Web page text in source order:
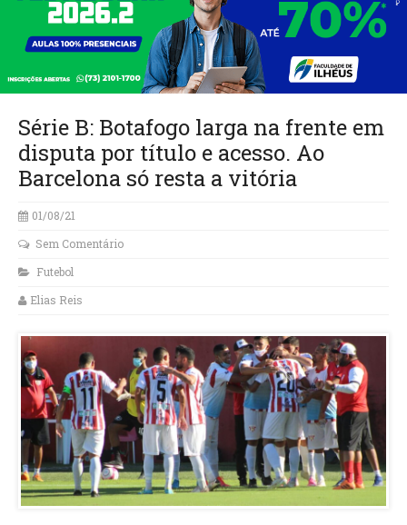
Série B: Botafogo larga na frente em
disputa por título e acesso. Ao
Barcelona só resta a vitória
01/08/21
Sem Comentário
Futebol
Elias Reis